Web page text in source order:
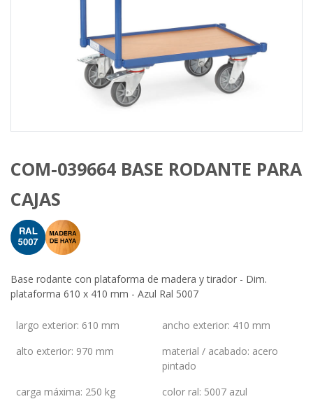
COM-039664 BASE RODANTE PARA
CAJAS
Base rodante con plataforma de madera y tirador - Dim.
plataforma 610 x 410 mm - Azul Ral 5007
largo exterior: 610 mm ancho exterior: 410 mm
alto exterior: 970 mm material / acabado: acero
pintado
carga máxima: 250 kg color ral: 5007 azul